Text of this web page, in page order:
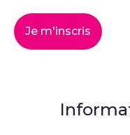
Je m'inscris